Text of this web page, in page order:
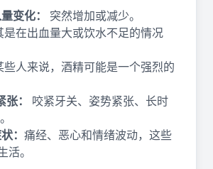
变化：
突然增加或减少。
是在出血量大或饮水不足的情况
些人来说，酒精可能是一个强烈的
：
咬紧牙关、姿势紧张、长时
： 痛经、恶心和情绪波动，这些
活。